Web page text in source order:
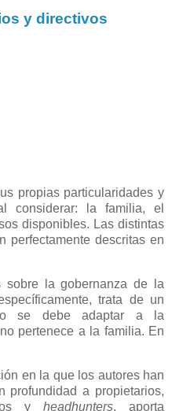
y directivos
propias particularidades y
considerar: la familia, el
disponibles. Las distintas
perfectamente descritas en
sobre la gobernanza de la
trata de un
se debe adaptar a la
pertenece a la familia. En
en la que los autores han
profundidad a propietarios,
y headhunters, aporta